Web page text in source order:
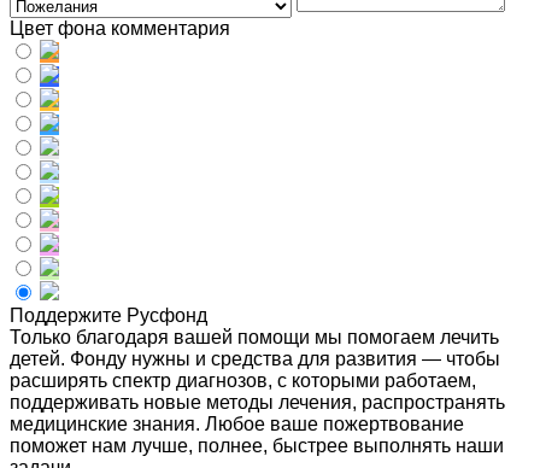
Цвет фона комментария
Поддержите Русфонд
Только благодаря вашей помощи мы помогаем лечить
детей. Фонду нужны и средства для развития — чтобы
расширять спектр диагнозов, с которыми работаем,
поддерживать новые методы лечения, распространять
медицинские знания. Любое ваше пожертвование
поможет нам лучше, полнее, быстрее выполнять наши